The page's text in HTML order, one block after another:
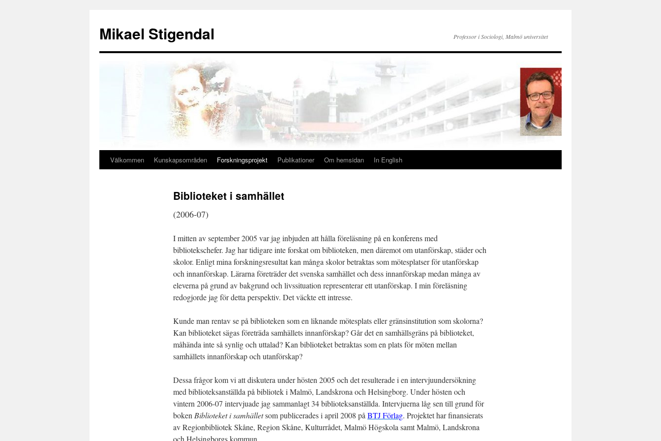
innehåll
Mikael Stigendal Professor i Sociologi, Malmö universitet
Välkommen Kunskapsområden Forskningsprojekt Publikationer Om hemsidan In English
Biblioteket i samhället
(2006-07)
I mitten av september 2005 var jag inbjuden att hålla föreläsning på en konferens med
bibliotekschefer. Jag har tidigare inte forskat om biblioteken, men däremot om utanförskap, städer och
skolor. Enligt mina forskningsresultat kan många skolor betraktas som mötesplatser för utanförskap
och innanförskap. Lärarna företräder det svenska samhället och dess innanförskap medan många av
eleverna på grund av bakgrund och livssituation representerar ett utanförskap. I min föreläsning
redogjorde jag för detta perspektiv. Det väckte ett intresse.
Kunde man rentav se på biblioteken som en liknande mötesplats eller gränsinstitution som skolorna?
Kan biblioteket sägas företräda samhällets innanförskap? Går det en samhällsgräns på biblioteket,
måhända inte så synlig och uttalad? Kan biblioteket betraktas som en plats för möten mellan
samhällets innanförskap och utanförskap?
Dessa frågor kom vi att diskutera under hösten 2005 och det resulterade i en intervjuundersökning
med biblioteksanställda på bibliotek i Malmö, Landskrona och Helsingborg. Under hösten och
vintern 2006-07 intervjuade jag sammanlagt 34 biblioteksanställda. Intervjuerna låg sen till grund för
boken Biblioteket i samhälletsom publicerades i april 2008 på BTJ Förlag. Projektet har finansierats
av Regionbibliotek Skåne, Region Skåne, Kulturrådet, Malmö Högskola samt Malmö, Landskrona
och Helsingborgs kommun.